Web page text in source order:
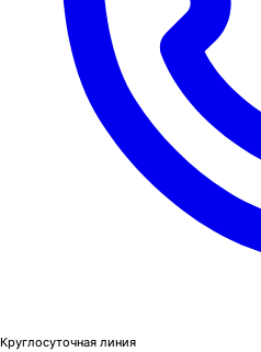
Круглосуточная линия